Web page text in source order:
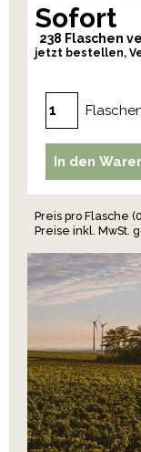
Sofort
238 Flaschen
jetzt bestellen,
In den
Preis pro Flasche
Preise inkl. MwSt.